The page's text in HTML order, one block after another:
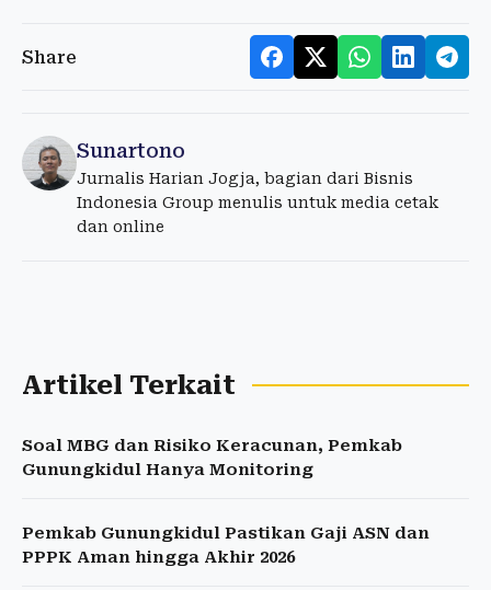
Share
Sunartono
Jurnalis Harian Jogja, bagian dari Bisnis
Indonesia Group menulis untuk media cetak
dan online
Artikel Terkait
Soal MBG dan Risiko Keracunan, Pemkab
Gunungkidul Hanya Monitoring
Pemkab Gunungkidul Pastikan Gaji ASN dan
PPPK Aman hingga Akhir 2026